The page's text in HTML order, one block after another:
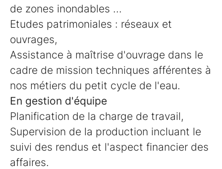
de zones inondables ...
Etudes patrimoniales : réseaux et
ouvrages,
Assistance à maîtrise d'ouvrage dans le
cadre de mission techniques afférentes à
nos métiers du petit cycle de l'eau.
En gestion d'équipe
Planification de la charge de travail,
Supervision de la production incluant le
suivi des rendus et l'aspect financier des
affaires.